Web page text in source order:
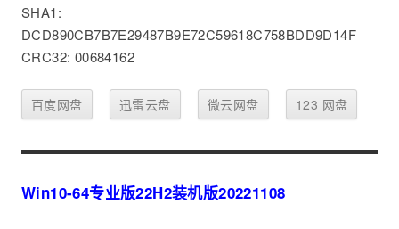
SHA1:
DCD890CB7B7E29487B9E72C59618C758BDD9D14F
CRC32: 00684162
百度网盘 迅雷云盘 微云网盘 123 网盘
Win10-64专业版22H2装机版20221108